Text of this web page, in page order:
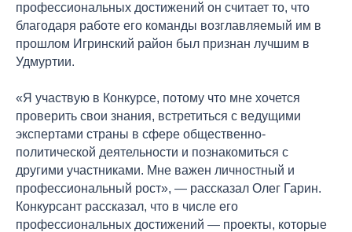
профессиональных достижений он считает то, что
благодаря работе его команды возглавляемый им в
прошлом Игринский район был признан лучшим в
Удмуртии.
«Я участвую в Конкурсе, потому что мне хочется
проверить свои знания, встретиться с ведущими
экспертами страны в сфере общественно-
политической деятельности и познакомиться с
другими участниками. Мне важен личностный и
профессиональный рост», — рассказал Олег Гарин.
Конкурсант рассказал, что в числе его
профессиональных достижений — проекты, которые